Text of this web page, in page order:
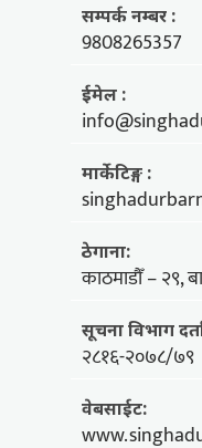
सम्पर्क नम्बर :
9808265357
ईमेल :
मार्केटिङ्ग :
ठेगाना:
काठमाडौँ – २९,
सूचना विभाग
२८१६-२०७८/७९
वेबसाईट: